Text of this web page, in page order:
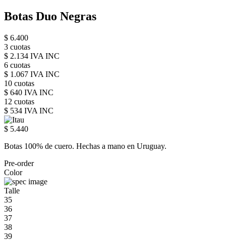
Botas Duo Negras
$ 6.400
3 cuotas
$ 2.134 IVA INC
6 cuotas
$ 1.067 IVA INC
10 cuotas
$ 640 IVA INC
12 cuotas
$ 534 IVA INC
$ 5.440
Botas 100% de cuero. Hechas a mano en Uruguay.
Pre-order
Color
Talle
35
36
37
38
39